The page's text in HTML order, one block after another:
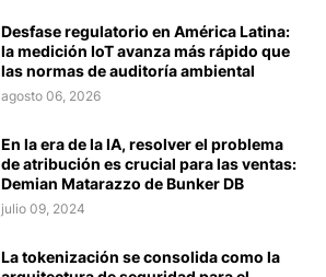
Desfase regulatorio en América Latina:
la medición IoT avanza más rápido que
las normas de auditoría ambiental
agosto 06, 2026
En la era de la IA, resolver el problema
de atribución es crucial para las ventas:
Demian Matarazzo de Bunker DB
julio 09, 2024
La tokenización se consolida como la